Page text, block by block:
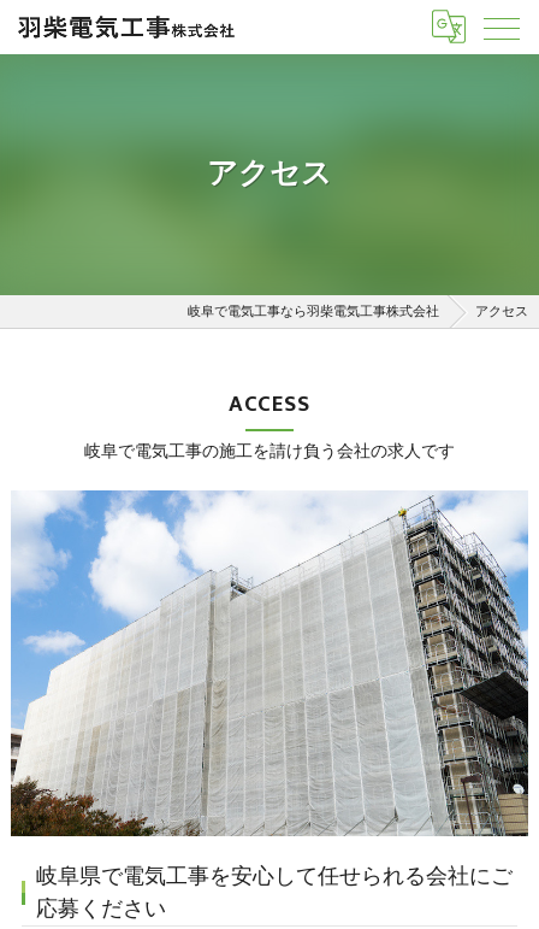
アクセス
岐阜で電気工事なら羽柴電気工事株式会社 アクセス
岐阜で電気工事の施工を請け負う会社の求人です
ACCESS
岐阜県で電気工事を安心して任せられる会社にご
応募ください